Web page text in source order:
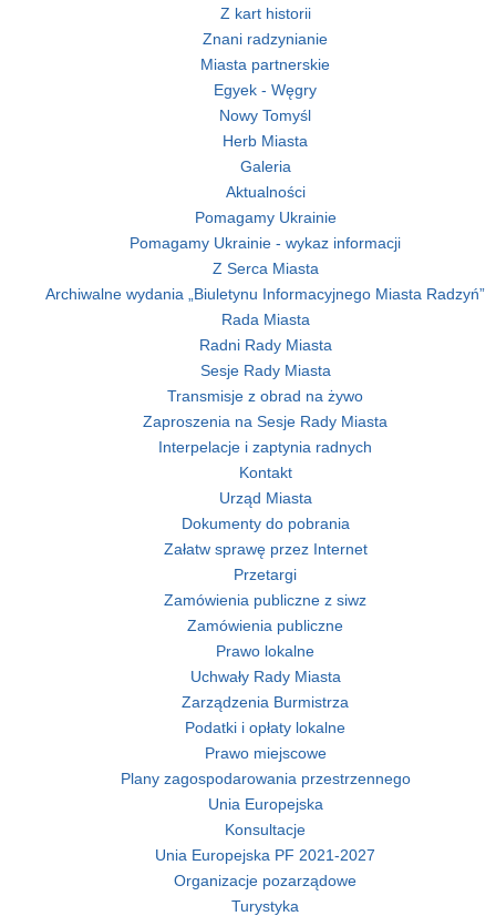
Z kart historii
Znani radzynianie
Miasta partnerskie
Egyek - Węgry
Nowy Tomyśl
Herb Miasta
Galeria
Aktualności
Pomagamy Ukrainie
Pomagamy Ukrainie - wykaz informacji
Z Serca Miasta
Archiwalne wydania „Biuletynu Informacyjnego Miasta Radzyń”
Rada Miasta
Radni Rady Miasta
Sesje Rady Miasta
Transmisje z obrad na żywo
Zaproszenia na Sesje Rady Miasta
Interpelacje i zaptynia radnych
Kontakt
Urząd Miasta
Dokumenty do pobrania
Załatw sprawę przez Internet
Przetargi
Zamówienia publiczne z siwz
Zamówienia publiczne
Prawo lokalne
Uchwały Rady Miasta
Zarządzenia Burmistrza
Podatki i opłaty lokalne
Prawo miejscowe
Plany zagospodarowania przestrzennego
Unia Europejska
Konsultacje
Unia Europejska PF 2021-2027
Organizacje pozarządowe
Turystyka